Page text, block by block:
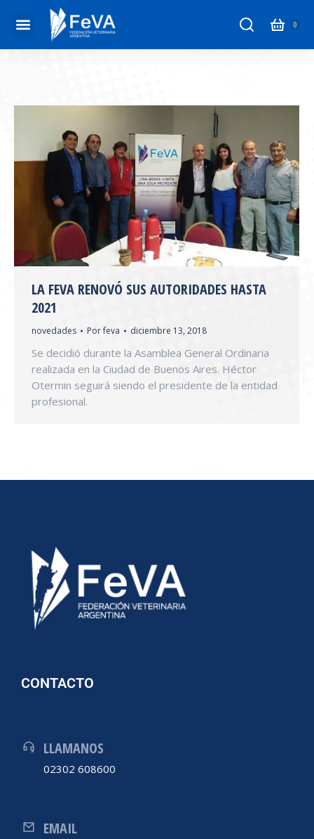
LA FEVA RENOVÓ SUS AUTORIDADES HASTA
2021
novedades Porfeva diciembre 13, 2018
Se decidió durante la Asamblea General Ordinaria
realizada en la Ciudad de Buenos Aires. Héctor
Otermin seguirá siendo el presidente de la entidad
profesional.
CONTACTO
LLAMANOS
02302 608600
EMAIL